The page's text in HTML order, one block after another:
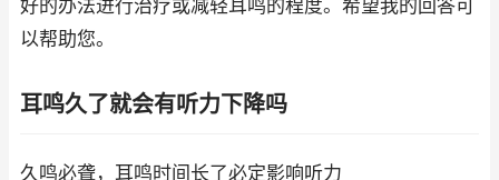
好的办法进行治疗或减轻耳鸣的程度。希望我的回答可
以帮助您。
耳鸣久了就会有听力下降吗
久鸣必聋，耳鸣时间长了必定影响听力